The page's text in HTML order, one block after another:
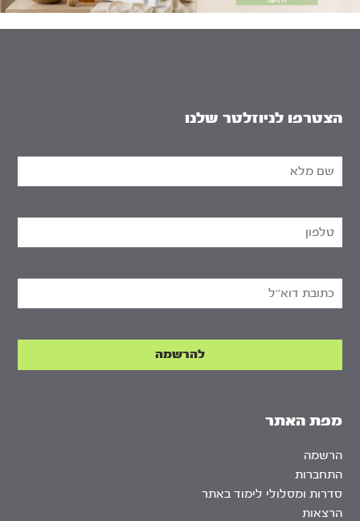
מפת האתר
הרשמה
התחברות
סדרות ומסלולי לימוד באתר
הרצאות
הצטרפו לניוזלטר שלנו